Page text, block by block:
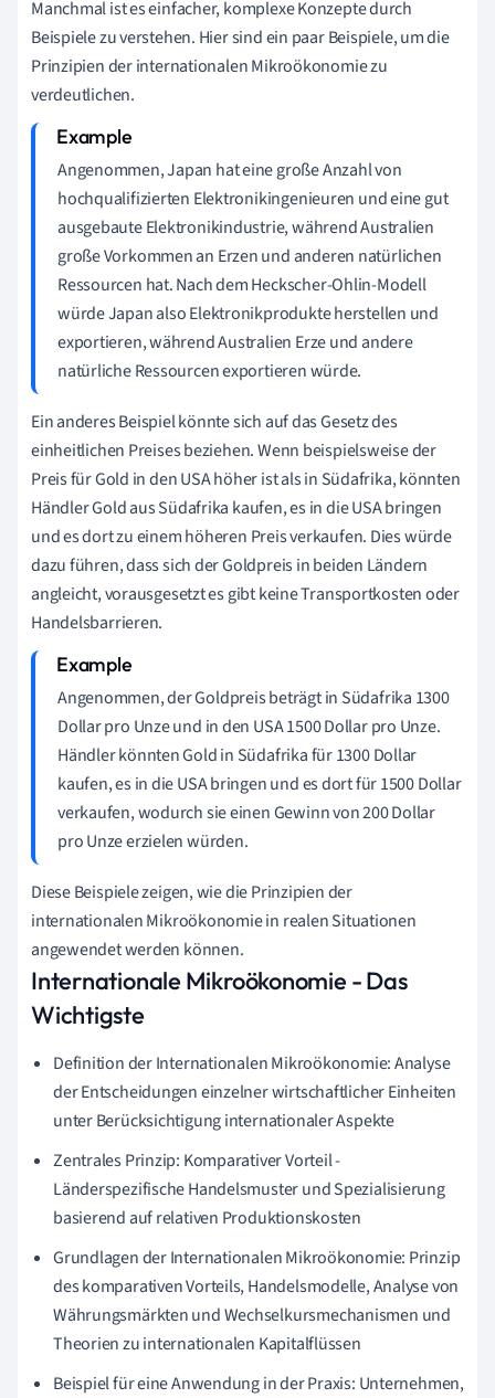
Manchmal ist es einfacher, komplexe Konzepte durch
Beispiele zu verstehen. Hier sind ein paar Beispiele, um die
Prinzipien der internationalen Mikroökonomie zu
verdeutlichen.
Angenommen, Japan hat eine große Anzahl von
hochqualifizierten Elektronikingenieuren und eine gut
ausgebaute Elektronikindustrie, während Australien
große Vorkommen an Erzen und anderen natürlichen
Ressourcen hat. Nach dem Heckscher-Ohlin-Modell
würde Japan also Elektronikprodukte herstellen und
exportieren, während Australien Erze und andere
natürliche Ressourcen exportieren würde.
Ein anderes Beispiel könnte sich auf das Gesetz des
einheitlichen Preises beziehen. Wenn beispielsweise der
Preis für Gold in den USA höher ist als in Südafrika, könnten
Händler Gold aus Südafrika kaufen, es in die USA bringen
und es dort zu einem höheren Preis verkaufen. Dies würde
dazu führen, dass sich der Goldpreis in beiden Ländern
angleicht, vorausgesetzt es gibt keine Transportkosten oder
Handelsbarrieren.
Angenommen, der Goldpreis beträgt in Südafrika 1300
Dollar pro Unze und in den USA 1500 Dollar pro Unze.
Händler könnten Gold in Südafrika für 1300 Dollar
kaufen, es in die USA bringen und es dort für 1500 Dollar
verkaufen, wodurch sie einen Gewinn von 200 Dollar
pro Unze erzielen würden.
Diese Beispiele zeigen, wie die Prinzipien der
internationalen Mikroökonomie in realen Situationen
angewendet werden können.
Internationale Mikroökonomie - Das
Wichtigste
Definition der Internationalen Mikroökonomie: Analyse
der Entscheidungen einzelner wirtschaftlicher Einheiten
unter Berücksichtigung internationaler Aspekte
Zentrales Prinzip: Komparativer Vorteil -
Länderspezifische Handelsmuster und Spezialisierung
basierend auf relativen Produktionskosten
Grundlagen der Internationalen Mikroökonomie: Prinzip
des komparativen Vorteils, Handelsmodelle, Analyse von
Währungsmärkten und Wechselkursmechanismen und
Theorien zu internationalen Kapitalflüssen
Beispiel für eine Anwendung in der Praxis: Unternehmen,